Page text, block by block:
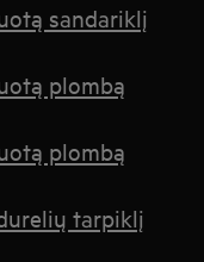
sandariklį
plombą
plombą
tarpiklį